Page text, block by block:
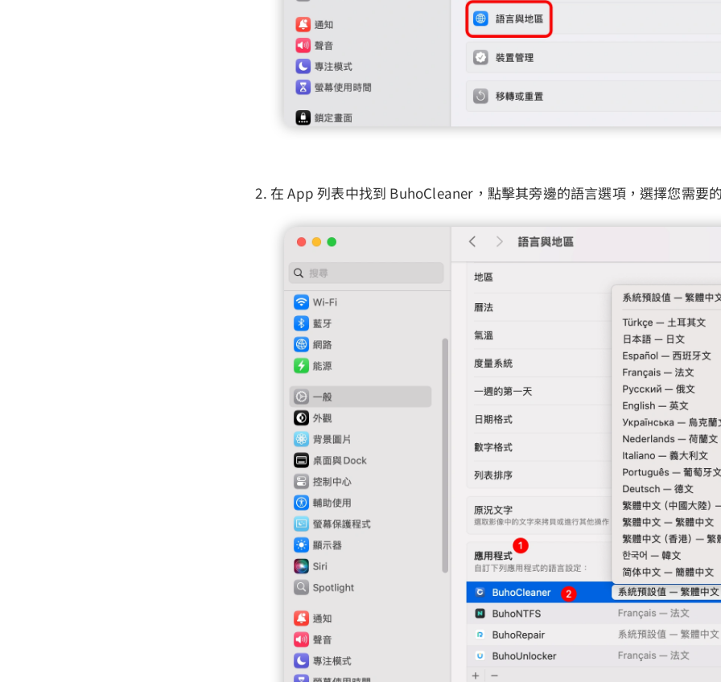
在 App 列表中找到 BuhoCleaner，點擊其旁邊的語言選項，選擇您需要